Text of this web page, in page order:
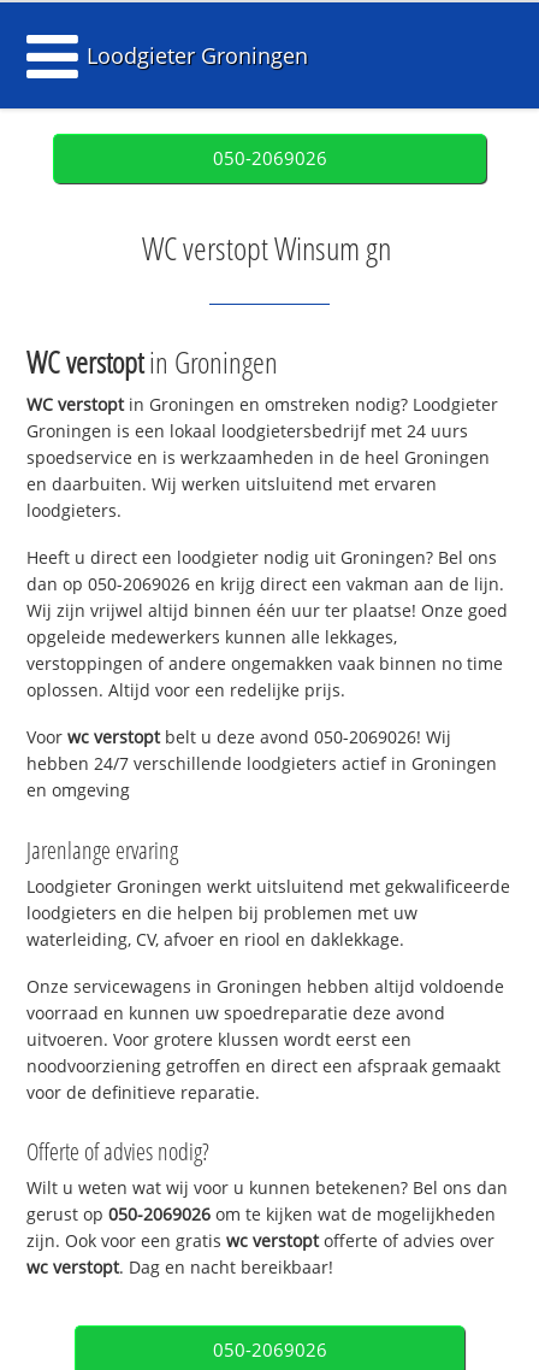
Loodgieter Groningen
050-2069026
WC verstopt Winsum gn
WC verstoptin Groningen
WC verstoptin Groningen en omstreken nodig? Loodgieter
Groningen is een lokaal loodgietersbedrijf met 24 uurs
spoedservice en is werkzaamheden in de heel Groningen
en daarbuiten. Wij werken uitsluitend met ervaren
loodgieters.
Heeft u direct een loodgieter nodig uit Groningen? Bel ons
dan op 050-2069026 en krijg direct een vakman aan de lijn.
Wij zijn vrijwel altijd binnen één uur ter plaatse! Onze goed
opgeleide medewerkers kunnen alle lekkages,
verstoppingen of andere ongemakken vaak binnen no time
oplossen. Altijd voor een redelijke prijs.
Voorwc verstoptbelt u deze avond 050-2069026! Wij
hebben 24/7 verschillende loodgieters actief in Groningen
en omgeving
Jarenlange ervaring
Loodgieter Groningen werkt uitsluitend met gekwalificeerde
loodgieters en die helpen bij problemen met uw
waterleiding, CV, afvoer en riool en daklekkage.
Onze servicewagens in Groningen hebben altijd voldoende
voorraad en kunnen uw spoedreparatie deze avond
uitvoeren. Voor grotere klussen wordt eerst een
noodvoorziening getroffen en direct een afspraak gemaakt
voor de definitieve reparatie.
Offerte of advies nodig?
Wilt u weten wat wij voor u kunnen betekenen? Bel ons dan
gerust op050-2069026 om te kijken wat de mogelijkheden
zijn. Ook voor een gratiswc verstoptofferte of advies over
wc verstopt. Dag en nacht bereikbaar!
050-2069026